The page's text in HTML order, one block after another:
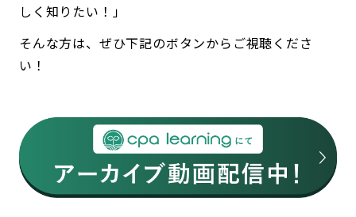
しく知りたい！」
そんな方は、ぜひ下記のボタンからご視聴くださ
い！